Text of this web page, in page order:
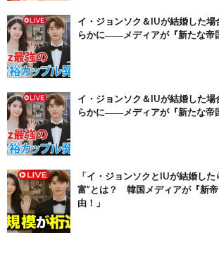
イ・ジョンソク＆IUが結婚した場
らかに――メディアが『新たな帝
イ・ジョンソク＆IUが結婚した場
らかに――メディアが『新たな帝
「イ・ジョンソクとIUが結婚し
富”とは？ 韓国メディアが『新
由！」